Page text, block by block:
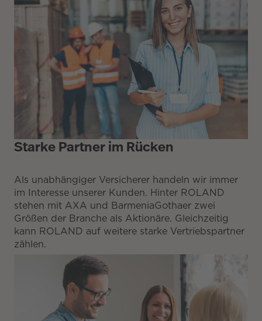
Starke Partner im Rücken
Als unabhängiger Versicherer handeln wir immer
im Interesse unserer Kunden. Hinter ROLAND
stehen mit AXA und BarmeniaGothaer zwei
Größen der Branche als Aktionäre. Gleichzeitig
kann ROLAND auf weitere starke Vertriebspartner
zählen.